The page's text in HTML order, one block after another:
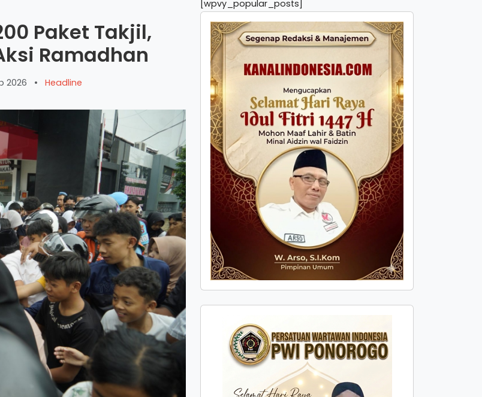
Paket Takjil,
Ramadhan
2026 • Headline
[wpvy_popular_posts]